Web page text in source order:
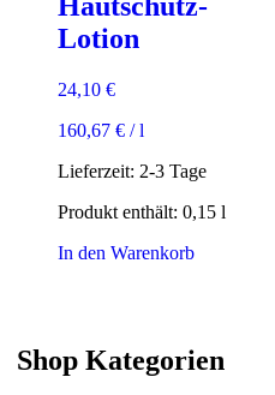
Lotion
24,10 €
160,67 € /l
Lieferzeit: 2-3 Tage
Produkt enthält: 0,15 l
In den Warenkorb
Shop Kategorien